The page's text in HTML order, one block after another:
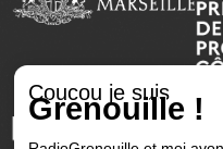
Coucou je suis
Grenouille !